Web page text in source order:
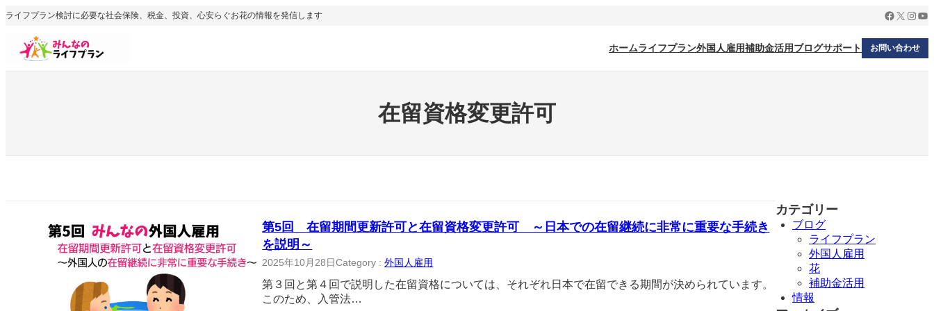
内
キ
ライフプラン検討に必要な社会保険、税金、投資、心安らぐお花の情報を発信します Facebook
X
ホームライフプラン外国人雇用補助金活用ブログサポート お問い合わせ
在留資格変更許可
第5回 在留期間更新許可と在留資格変更許可 ～日本での在留継続に非常に重要な手続き
を説明～
2025年10月28日Category :外国人雇用
第３回と第４回で説明した在留資格については、それぞれ日本で在留できる期間が決められています。
このため、入管法…
カテゴリー
ブログ
ライフプラン
外国人雇用
花
補助金活用
情報